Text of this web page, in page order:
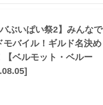
バぶいぱい祭2】みんなで
モバイル！ギルド名決め
【ベルモット・ベルー